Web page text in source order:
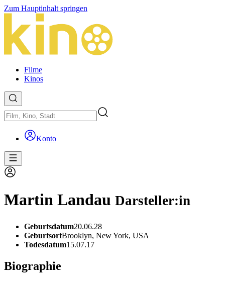
Zum Hauptinhalt springen
Filme
Kinos
Konto
Martin Landau Darsteller:in
Geburtsdatum20.06.28
GeburtsortBrooklyn, New York, USA
Todesdatum15.07.17
Biographie